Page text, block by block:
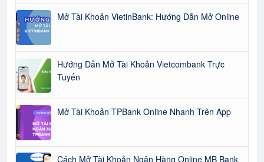
Mở Tài Khoản VietinBank: Hướng Dẫn Mở Online
Hướng Dẫn Mở Tài Khoản Vietcombank Trực
Tuyến
Mở Tài Khoản TPBank Online Nhanh Trên App
Cách Mở Tài Khoản Ngân Hàng Online MB Bank